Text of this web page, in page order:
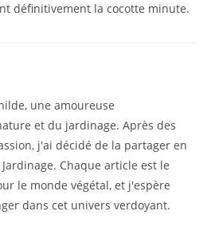
définitivement la cocotte minute.
une amoureuse
et du jardinage. Après des
j'ai décidé de la partager en
Chaque article est le
le monde végétal, et j'espère
dans cet univers verdoyant.